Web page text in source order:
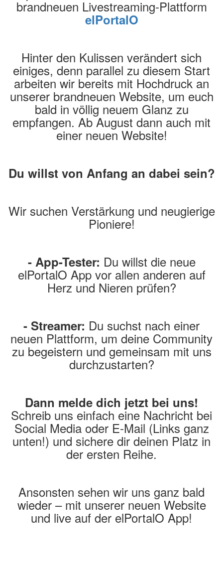
brandneuen Livestreaming-Plattform
elPortalO
Hinter den Kulissen verändert sich
einiges, denn parallel zu diesem Start
arbeiten wir bereits mit Hochdruck an
unserer brandneuen Website, um euch
bald in völlig neuem Glanz zu
empfangen. Ab August dann auch mit
einer neuen Website!
Du willst von Anfang an dabei sein?
Wir suchen Verstärkung und neugierige
Pioniere!
- App-Tester: Du willst die neue
elPortalO App vor allen anderen auf
Herz und Nieren prüfen?
- Streamer: Du suchst nach einer
neuen Plattform, um deine Community
zu begeistern und gemeinsam mit uns
durchzustarten?
Dann melde dich jetzt bei uns!
Schreib uns einfach eine Nachricht bei
Social Media oder E-Mail (Links ganz
unten!) und sichere dir deinen Platz in
der ersten Reihe.
Ansonsten sehen wir uns ganz bald
wieder – mit unserer neuen Website
und live auf der elPortalO App!